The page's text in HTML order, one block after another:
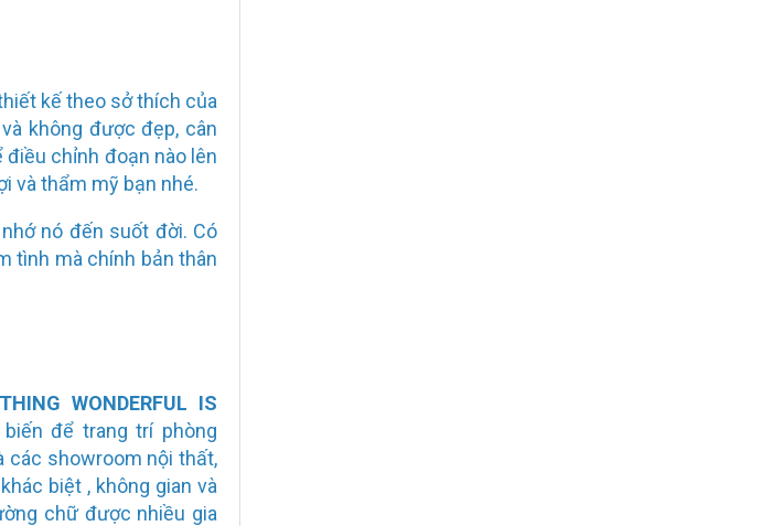
kế theo sở thích của
không được đẹp, cân
điều chỉnh đoạn nào lên
và thẩm mỹ bạn nhé.
nó đến suốt đời. Có
tình mà chính bản thân
WONDERFUL IS
để trang trí phòng
các showroom nội thất,
biệt , không gian và
chữ được nhiều gia